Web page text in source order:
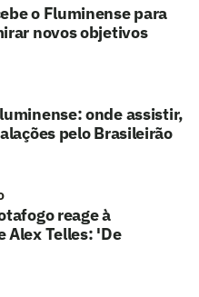
o Fluminense para
novos objetivos
onde assistir,
pelo Brasileirão
reage à
Alex Telles: 'De